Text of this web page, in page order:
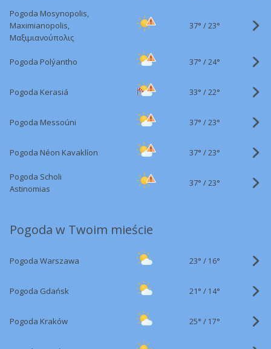
Pogoda Mosynopolis,
Maximianopolis,
Μαξιμιανούπολις
37° /23°
Pogoda Polýantho 37° /24°
Pogoda Kerasiá 33° /22°
Pogoda Messoúni 37° /23°
Pogoda Néon Kavaklíon 37° /23°
Pogoda Scholi
Astinomias
37° /23°
Pogoda w Twoim mieście
Pogoda Warszawa 23° / 16°
Pogoda Gdańsk 21° / 14°
Pogoda Kraków 25° / 17°